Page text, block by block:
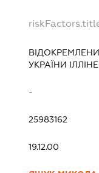
УКРАЇНИ
-
25983162
19.12.00